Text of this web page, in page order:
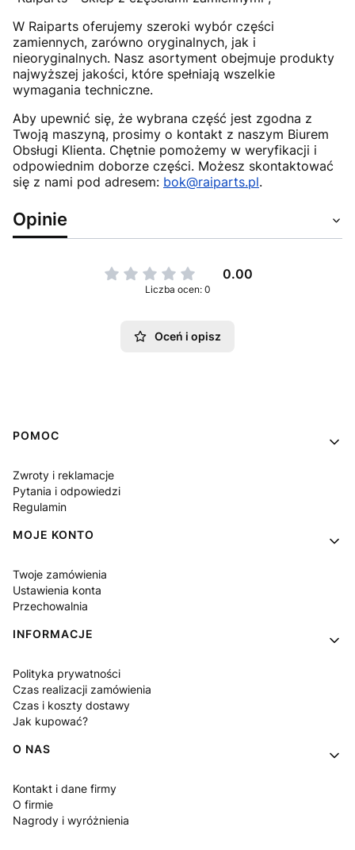
W Raiparts oferujemy szeroki wybór części
zamiennych, zarówno oryginalnych, jak i
nieoryginalnych. Nasz asortyment obejmuje produkty
najwyższej jakości, które spełniają wszelkie
wymagania techniczne.
Aby upewnić się, że wybrana część jest zgodna z
Twoją maszyną, prosimy o kontakt z naszym Biurem
Obsługi Klienta. Chętnie pomożemy w weryfikacji i
odpowiednim doborze części. Możesz skontaktować
się z nami pod adresem: bok@raiparts.pl.
Opinie
0.00
Liczba ocen: 0
Oceń i opisz
Linki w stopce
POMOC
Zwroty i reklamacje
Pytania i odpowiedzi
Regulamin
MOJE KONTO
Twoje zamówienia
Ustawienia konta
Przechowalnia
INFORMACJE
Polityka prywatności
Czas realizacji zamówienia
Czas i koszty dostawy
Jak kupować?
O NAS
Kontakt i dane firmy
O firmie
Nagrody i wyróżnienia